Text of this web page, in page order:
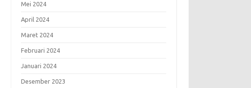
Mei 2024
April 2024
Maret 2024
Februari 2024
Januari 2024
Desember 2023